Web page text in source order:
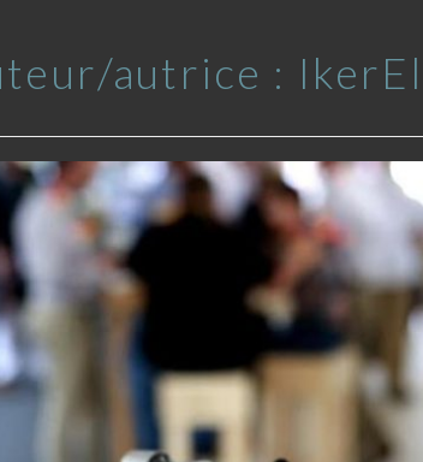
autrice :
25 ANS DE
IkerElguezabal
Comment is Closed